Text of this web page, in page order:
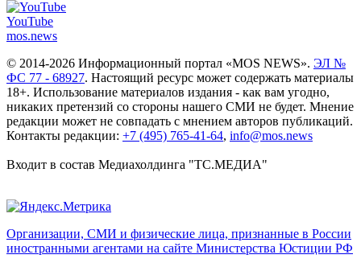
YouTube
mos.news
© 2014-2026 Информационный портал «MOS NEWS». ЭЛ №
ФС 77 - 68927. Настоящий ресурс может содержать материалы
18+. Использование материалов издания - как вам угодно,
никаких претензий со стороны нашего СМИ не будет. Мнение
редакции может не совпадать с мнением авторов публикаций.
Контакты редакции: +7 (495) 765-41-64, info@mos.news
Входит в состав Медиахолдинга "ТС.МЕДИА"
Организации, СМИ и физические лица, признанные в России
иностранными агентами на сайте Министерства Юстиции РФ